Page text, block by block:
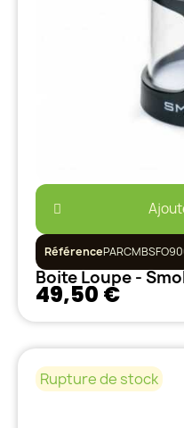
Référence
Boite Loupe -
49,50 €
Rupture de stock